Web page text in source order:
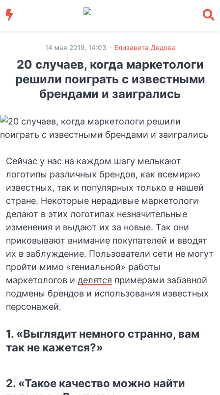
14 мая 2019, 14:03 · Елизавета Дедова
20 случаев, когда маркетологи
решили поиграть с известными
брендами и заигрались
Сейчас у нас на каждом шагу мелькают
логотипы различных брендов, как всемирно
известных, так и популярных только в нашей
стране. Некоторые нерадивые маркетологи
делают в этих логотипах незначительные
изменения и выдают их за новые. Так они
приковывают внимание покупателей и вводят
их в заблуждение. Пользователи сети не могут
пройти мимо «гениальной» работы
маркетологов и делятся примерами забавной
подмены брендов и использования известных
персонажей.
1. «Выглядит немного странно, вам
так не кажется?»
2. «Такое качество можно найти